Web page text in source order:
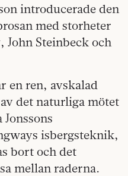
introducerade den
med storheter
John Steinbeck och
en ren, avskalad
det naturliga mötet
isbergsteknik,
bort och det
mellan raderna.